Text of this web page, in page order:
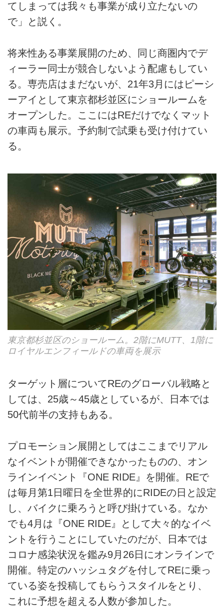
てしまっては我々も事業が成り立たないの
で」と説く。
将来性ある事業展開のため、同じ商圏内でデ
ィーラー同士が競合しないよう配慮もしてい
る。専売店はまだないが、21年3月にはピーシ
ーアイとして東京都杉並区にショールームを
オープンした。ここにはREだけでなくマット
の車両も展示。予約制で試乗も受け付けてい
る。
東京都杉並区のショールーム。2階にMUTT、1階に
ロイヤルエンフィールドの車両を展示
ターゲット層についてREのグローバル戦略と
しては、25歳～45歳としているが、日本では
50代前半の支持もある。
プロモーション展開としてはここまでリアル
なイベントが開催できなかったものの、オン
ラインイベント『ONE RIDE』を開催。REで
は毎月第1日曜日を全世界的にRIDEの日と設定
し、バイクに乗ろうと呼び掛けている。なか
でも4月は『ONE RIDE』として大々的なイベ
ントを行うことにしていたのだが、日本では
コロナ感染状況を鑑み9月26日にオンラインで
開催。特定のハッシュタグを付してREに乗っ
ている姿を投稿してもらうスタイルをとり、
これに予想を超える人数が参加した。